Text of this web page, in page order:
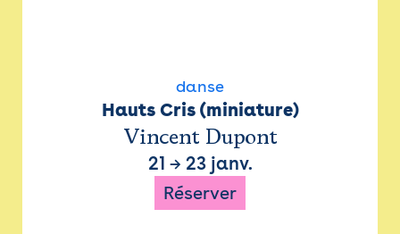
danse
Hauts Cris (miniature)
Vincent Dupont
21 → 23 janv.
Réserver